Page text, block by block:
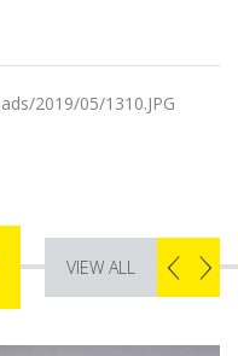
2019/05/1310.JPG
VIEW ALL